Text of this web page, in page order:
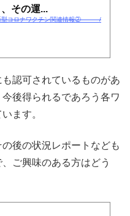
その運...
新型コロナワクチン関連情報② /
認可されているものがあ
後得られるであろう各ワ
ます。
後の状況レポートなども
ご興味のある方はどう